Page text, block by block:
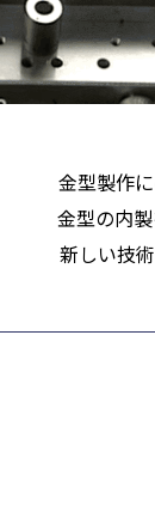
⾦型製作
⾦型の内
新しい技